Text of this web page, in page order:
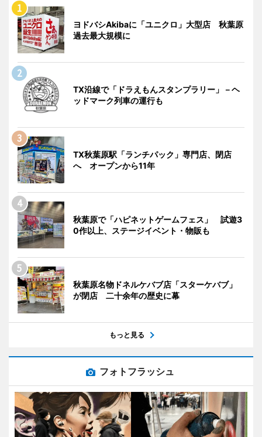
ヨドバシAkibaに「ユニクロ」大型店 秋葉原
過去最大規模に
TX沿線で「ドラえもんスタンプラリー」－ヘ
ッドマーク列車の運行も
TX秋葉原駅「ランチパック」専門店、閉店
へ オープンから11年
秋葉原で「ハピネットゲームフェス」 試遊3
0作以上、ステージイベント・物販も
秋葉原名物ドネルケバブ店「スターケバブ」
が閉店 二十余年の歴史に幕
もっと見る
フォトフラッシュ